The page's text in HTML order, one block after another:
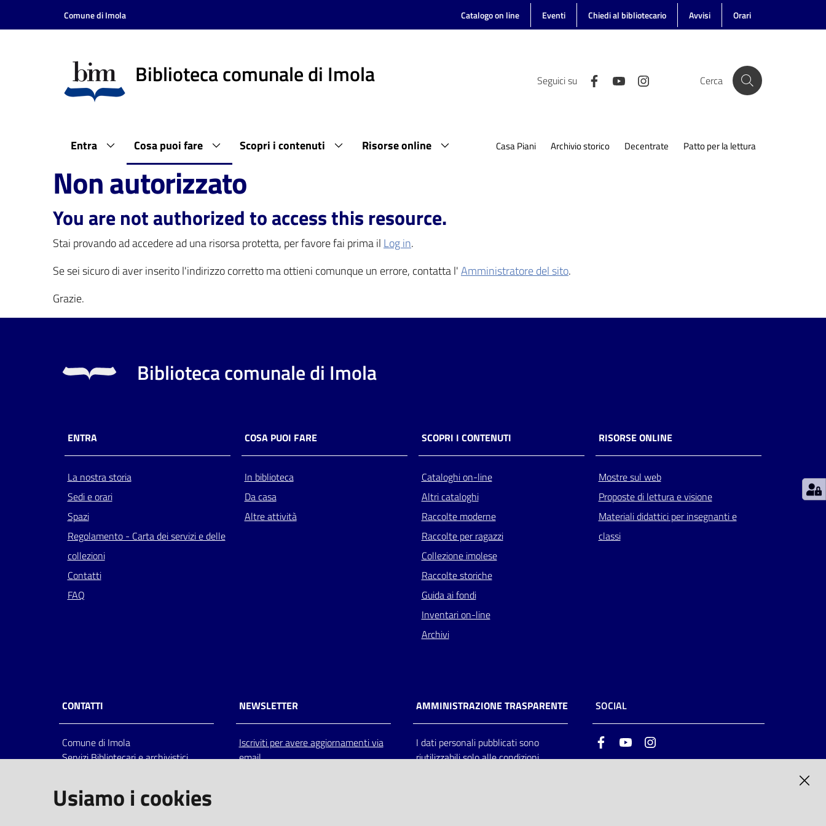
Vai al contenuto
Vai alla navigazione
Comune di Imola Catalogo on line Eventi Chiedi al bibliotecario Avvisi Orari
Biblioteca comunale di Imola Seguici su Cerca
Entra Cosa puoi fare Scopri i contenuti Risorse online Casa Piani Archivio storico Decentrate Patto per la lettura
Non autorizzato
You are not authorized to access this resource.
Stai provando ad accedere ad una risorsa protetta, per favore fai prima il Log in.
Se sei sicuro di aver inserito l'indirizzo corretto ma ottieni comunque un errore, contatta l'Amministratore del sito.
Grazie.
Biblioteca comunale di Imola
ENTRA
La nostra storia
Sedi e orari
Spazi
Regolamento - Carta dei servizi e delle
collezioni
Contatti
FAQ
COSA PUOI FARE
In biblioteca
Da casa
Altre attività
SCOPRI I CONTENUTI
Cataloghi on-line
Altri cataloghi
Raccolte moderne
Raccolte per ragazzi
Collezione imolese
Raccolte storiche
Guida ai fondi
Inventari on-line
Archivi
RISORSE ONLINE
Mostre sul web
Proposte di lettura e visione
Materiali didattici per insegnanti e
classi
CONTATTI
Comune di Imola
Servizi Bibliotecari e archivistici
Italia
centralino: tel 0542.6026.36 fax
NEWSLETTER
Iscriviti per avere aggiornamenti via
email
AMMINISTRAZIONE TRASPARENTE
I dati personali pubblicati sono
riutilizzabili solo alle condizioni
SOCIAL
FacebookYoutube
Usiamo i cookies